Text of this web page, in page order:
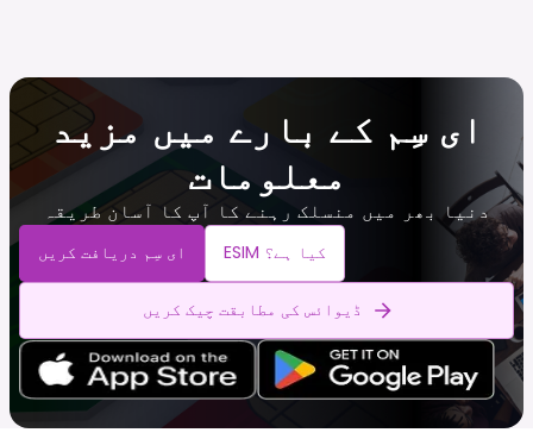
ای سِم کے بارے میں مزید
معلومات
دنیا بھر میں منسلک رہنے کا آپ کا آسان طریقہ
ای سِم دریافت کریں ESIM کیا ہے؟
ڈیوائس کی مطابقت چیک کریں